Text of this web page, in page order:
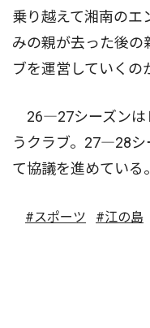
乗り越えて湘南のエ
みの親が去った後の
ブを運営していくの
26―27シーズンは
うクラブ。27―28シ
て協議を進めている。
#スポーツ #江の島